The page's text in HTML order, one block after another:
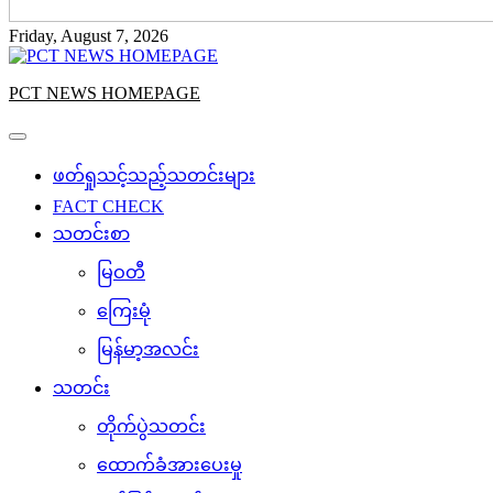
Friday, August 7, 2026
PCT NEWS HOMEPAGE
ဖတ်ရှုသင့်သည့်သတင်းများ
FACT CHECK
သတင်းစာ
မြဝတီ
ကြေးမုံ
မြန်မာ့အလင်း
သတင်း
တိုက်ပွဲသတင်း
ထောက်ခံအားပေးမှု